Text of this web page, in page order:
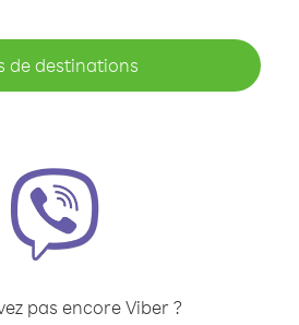
de destinations
pas encore Viber ?